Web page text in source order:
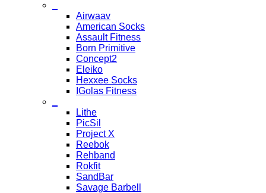
Airwaav
American Socks
Assault Fitness
Born Primitive
Concept2
Eleiko
Hexxee Socks
IGolas Fitness
Lithe
PicSil
Project X
Reebok
Rehband
Rokfit
SandBar
Savage Barbell